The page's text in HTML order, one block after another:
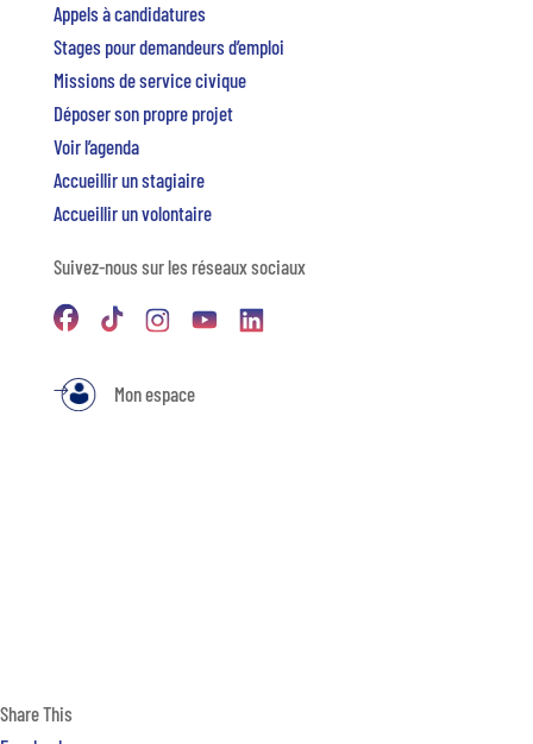
Appels à candidatures
Stages pour demandeurs d’emploi
Missions de service civique
Déposer son propre projet
Voir l’agenda
Accueillir un stagiaire
Accueillir un volontaire
Suivez-nous sur les réseaux sociaux
Mon espace
Share This